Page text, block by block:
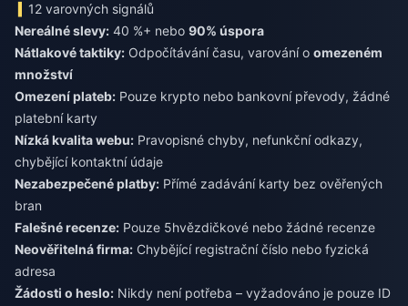
12 varovných signálů
Nereálné slevy: 40 %+ nebo 90% úspora
Nátlakové taktiky: Odpočítávání času, varování o omezeném
množství
Omezení plateb: Pouze krypto nebo bankovní převody, žádné
platební karty
Nízká kvalita webu: Pravopisné chyby, nefunkční odkazy,
chybějící kontaktní údaje
Nezabezpečené platby: Přímé zadávání karty bez ověřených
bran
Falešné recenze: Pouze 5hvězdičkové nebo žádné recenze
Neověřitelná firma: Chybějící registrační číslo nebo fyzická
adresa
Žádosti o heslo: Nikdy není potřeba – vyžadováno je pouze ID